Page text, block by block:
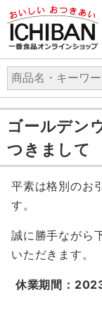
ゴールデン
つきまして
平素は格別のお
す。
誠に勝手ながら
いただきます。
休業期間：